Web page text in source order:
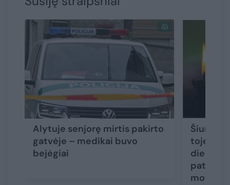
Alytuje senjorę mirtis pakirto
gatvėje – medikai buvo
bejėgiai
Šiurpūs
toje
dieną
paties
moterys